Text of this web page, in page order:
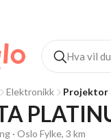
Elektronikk Projektor
· Oslo Fylke, 3 km